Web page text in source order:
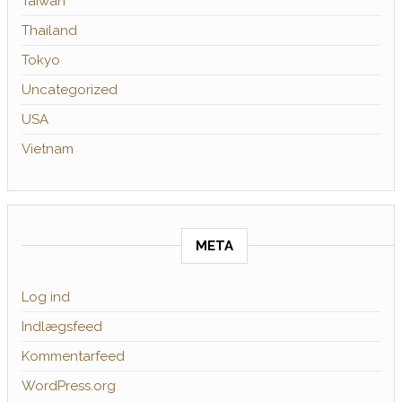
Thailand
Tokyo
Uncategorized
USA
Vietnam
META
Log ind
Indlægsfeed
Kommentarfeed
WordPress.org